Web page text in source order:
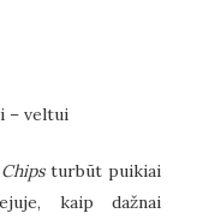
– veltui
turbūt puikiai
kaip dažnai